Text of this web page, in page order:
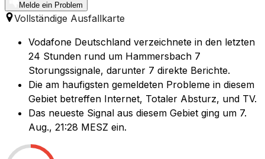
Melde ein Problem
Vollständige Ausfallkarte
Vodafone Deutschland verzeichnete in den letzten
24 Stunden rund um Hammersbach 7
Storungssignale, darunter 7 direkte Berichte.
Die am haufigsten gemeldeten Probleme in diesem
Gebiet betreffen Internet, Totaler Absturz, und TV.
Das neueste Signal aus diesem Gebiet ging um 7.
Aug., 21:28 MESZ ein.